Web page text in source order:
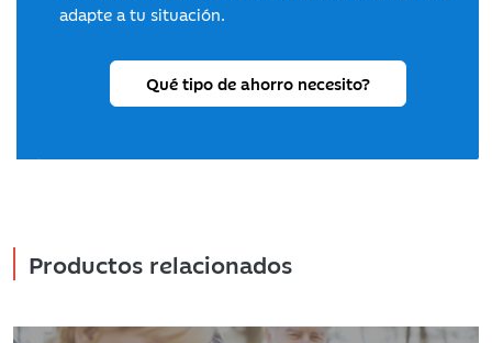
adapte a tu situación.
Qué tipo de ahorro necesito?
Productos relacionados